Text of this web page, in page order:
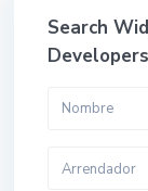
Search
Developers
Arrendador